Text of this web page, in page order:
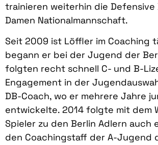
trainieren weiterhin die Defensive
Damen Nationalmannschaft.
Seit 2009 ist Löffler im Coaching
begann er bei der Jugend der
folgten recht schnell C- und B-
Engagement in der
DB-Coach, wo er mehrere Jahre
entwickelte. 2014 folgte mit dem
Spieler zu den Berlin Adlern auch
den Coachingstaff der A-Jugend